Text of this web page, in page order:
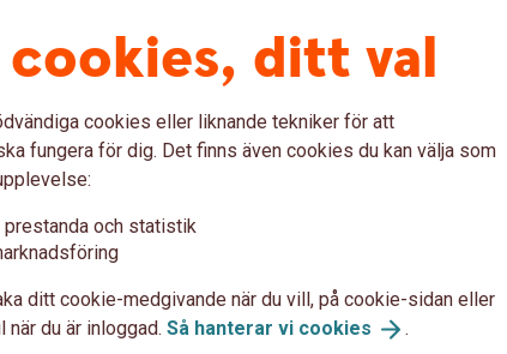
framgår av brevet
cookies, ditt val
cookies eller liknande tekniker för att
fungera för dig. Det finns även cookies du kan välja som
prestanda och statistik
ditt cookie-medgivande när du vill, på cookie-sidan eller
när du är inloggad. Så hanterar vi cookies .